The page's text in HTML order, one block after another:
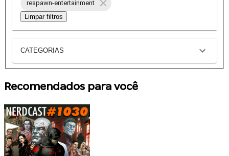
respawn-entertainment
Limpar filtros
CATEGORIAS
Recomendados para você